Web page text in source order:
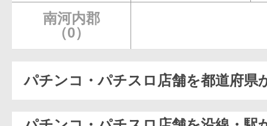
南河内郡
（0）
パチンコ・パチスロ店舗を都道府県